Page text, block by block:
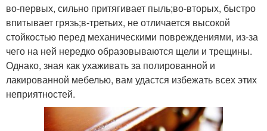
во-первых, сильно притягивает пыль;во-вторых, быстро
впитывает грязь;в-третьих, не отличается высокой
стойкостью перед механическими повреждениями, из-за
чего на ней нередко образовываются щели и трещины.
Однако, зная как ухаживать за полированной и
лакированной мебелью, вам удастся избежать всех этих
неприятностей.